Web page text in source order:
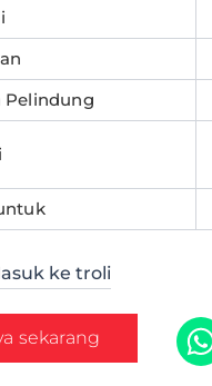
Pelindung
ke troli
sekarang